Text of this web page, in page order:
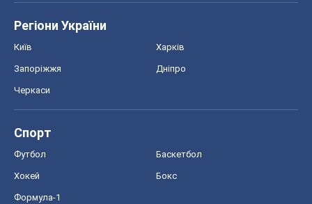
Регіони України
Київ Харків
Запоріжжя Дніпро
Черкаси
Спорт
Футбол Баскетбол
Хокей Бокс
Формула-1